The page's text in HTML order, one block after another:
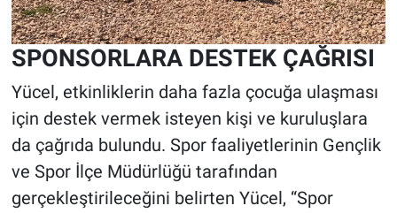
SPONSORLARA DESTEK ÇAĞRISI
Yücel, etkinliklerin daha fazla çocuğa ulaşması
için destek vermek isteyen kişi ve kuruluşlara
da çağrıda bulundu. Spor faaliyetlerinin Gençlik
ve Spor İlçe Müdürlüğü tarafından
gerçekleştirileceğini belirten Yücel, “Spor